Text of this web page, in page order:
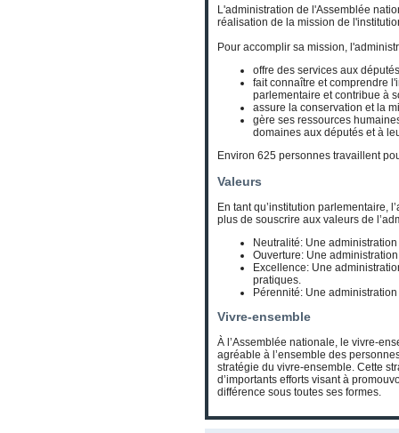
L'administration de l'Assemblée
réalisation de la mission de
Pour accomplir sa mission,
offre des services aux
fait connaître et comprendre
parlementaire et contribue à
assure la conservation et la
gère ses ressources
domaines aux députés et à
Environ 625 personnes travaillent
Valeurs
En tant qu’institution parlementaire,
plus de souscrire aux valeurs de
Neutralité: Une
Ouverture: Une
Excellence: Une
pratiques.
Pérennité: Une
Vivre-ensemble
À l’Assemblée nationale, le vivre-
agréable à l’ensemble des
stratégie du vivre-ensemble. Cette
d’importants efforts visant à
différence sous toutes ses formes.